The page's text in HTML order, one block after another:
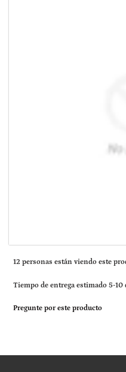
12 personas están viendo este
Tiempo de entrega estimado 5-10
Pregunte por este producto